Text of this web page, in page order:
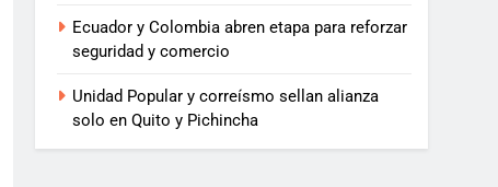
Ecuador y Colombia abren etapa para reforzar
seguridad y comercio
Unidad Popular y correísmo sellan alianza
solo en Quito y Pichincha